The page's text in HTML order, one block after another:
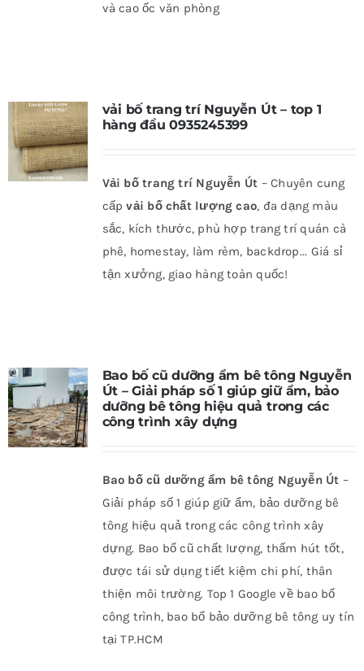
và cao ốc văn phòng
vải bố trang trí Nguyễn Út – top 1
hàng đầu 0935245399
Vải bố trang trí Nguyễn Út – Chuyên cung
cấpvải bố chất lượng cao, đa dạng màu
sắc, kích thước, phù hợp trang trí quán cà
phê, homestay, làm rèm, backdrop... Giá sỉ
tận xưởng, giao hàng toàn quốc!
Bao bố cũ dưỡng ẩm bê tông Nguyễn
Út – Giải pháp số 1 giúp giữ ẩm, bảo
dưỡng bê tông hiệu quả trong các
công trình xây dựng
Bao bố cũ dưỡng ẩm bê tông Nguyễn Út –
Giải pháp số 1 giúp giữ ẩm, bảo dưỡng bê
tông hiệu quả trong các công trình xây
dựng. Bao bố cũ chất lượng, thấm hút tốt,
được tái sử dụng tiết kiệm chi phí, thân
thiện môi trường. Top 1 Google về bao bố
công trình, bao bố bảo dưỡng bê tông uy tín
tại TP.HCM